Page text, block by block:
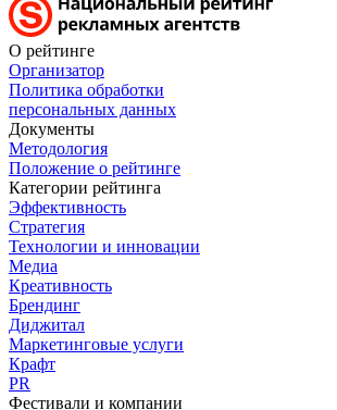
О рейтинге
Организатор
Политика обработки
персональных данных
Документы
Методология
Положение о рейтинге
Категории рейтинга
Эффективность
Стратегия
Технологии и инновации
Медиа
Креативность
Брендинг
Диджитал
Маркетинговые услуги
Крафт
PR
Фестивали и компании